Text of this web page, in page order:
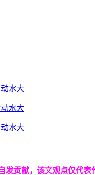
发贡献，该文观点仅代